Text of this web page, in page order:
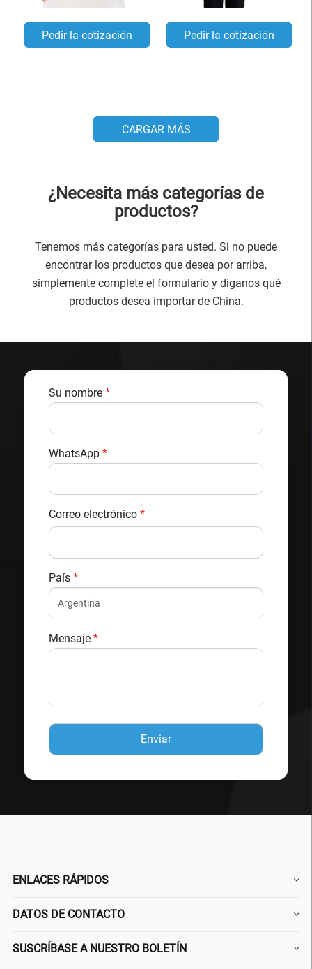
Pedir la cotización Pedir la cotización
CARGAR MÁS
¿Necesita más categorías de
productos?
Tenemos más categorías para usted. Si no puede
encontrar los productos que desea por arriba,
simplemente complete el formulario y díganos qué
productos desea importar de China.
Su nombre *
WhatsApp *
Correo electrónico *
País *
Mensaje *
ENLACES RÁPIDOS
DATOS DE CONTACTO
SUSCRÍBASE A NUESTRO BOLETÍN